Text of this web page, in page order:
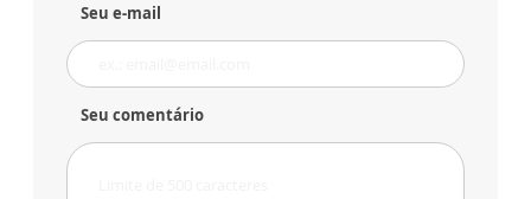
Seu e-mail
Seu comentário